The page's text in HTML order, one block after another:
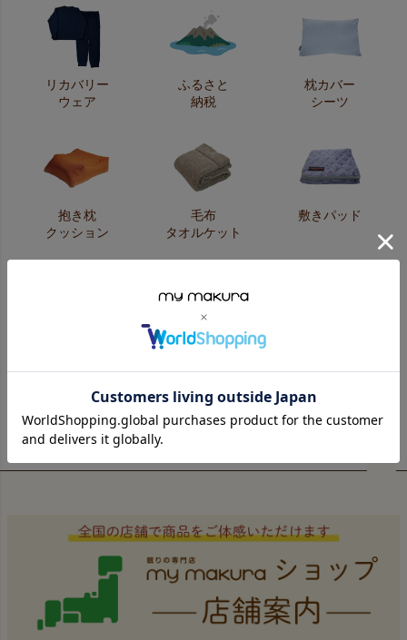
リカバリー
ウェア
ふるさと
納税
枕カバー
シーツ
抱き枕
クッション
毛布
タオルケット
敷きパッド
極吸タオル